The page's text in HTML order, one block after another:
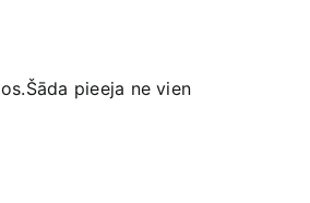
pieeja ne vien